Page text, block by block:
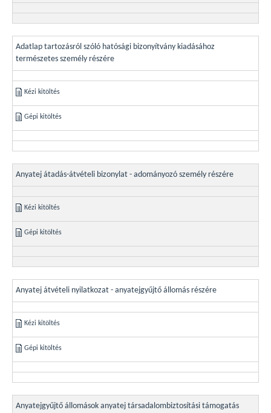
Adatlap tartozásról szóló hatósági bizonyítvány kiadásához
természetes személy részére
Kézi kitöltés
Gépi kitöltés
Anyatej átadás-átvételi bizonylat - adományozó személy részére
Kézi kitöltés
Gépi kitöltés
Anyatej átvételi nyilatkozat - anyatejgyűjtő állomás részére
Kézi kitöltés
Gépi kitöltés
Anyatejgyűjtő állomások anyatej társadalombiztosítási támogatás